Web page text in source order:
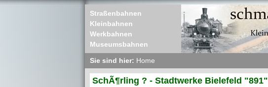
Straßenbahnen
Kleinbahnen
Werkbahnen
Museumsbahnen
Sie sind hier: Home
SchÃ¶rling ? - Stadtwerke Bielefeld "891"